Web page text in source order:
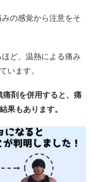
の感覚から注意をそ
ど、温熱による痛み
います。
剤を併用すると、痛
果もあります。